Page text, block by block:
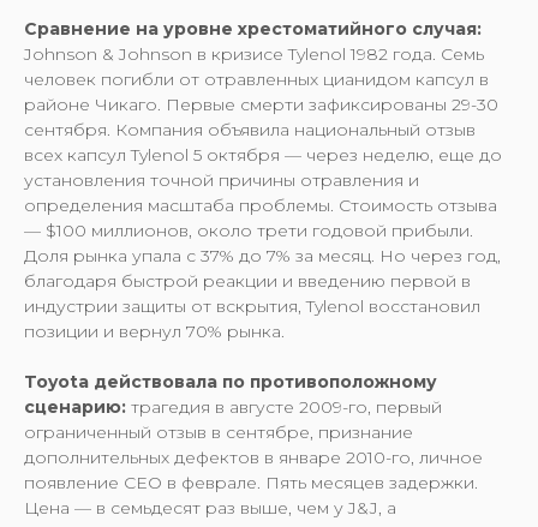
Сравнение на уровне хрестоматийного случая:
Johnson & Johnson в кризисе Tylenol 1982 года. Семь
человек погибли от отравленных цианидом капсул в
районе Чикаго. Первые смерти зафиксированы 29-30
сентября. Компания объявила национальный отзыв
всех капсул Tylenol 5 октября — через неделю, еще до
установления точной причины отравления и
определения масштаба проблемы. Стоимость отзыва
— $100 миллионов, около трети годовой прибыли.
Доля рынка упала с 37% до 7% за месяц. Но через год,
благодаря быстрой реакции и введению первой в
индустрии защиты от вскрытия, Tylenol восстановил
позиции и вернул 70% рынка.
Toyota действовала по противоположному
сценарию: трагедия в августе 2009-го, первый
ограниченный отзыв в сентябре, признание
дополнительных дефектов в январе 2010-го, личное
появление CEO в феврале. Пять месяцев задержки.
Цена — в семьдесят раз выше, чем у J&J, а